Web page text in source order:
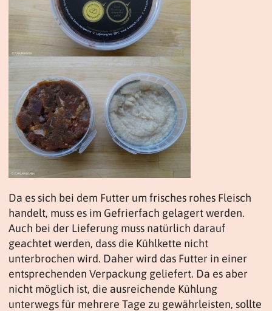
Da es sich bei dem Futter um frisches rohes Fleisch
handelt, muss es im Gefrierfach gelagert werden.
Auch bei der Lieferung muss natürlich darauf
geachtet werden, dass die Kühlkette nicht
unterbrochen wird. Daher wird das Futter in einer
entsprechenden Verpackung geliefert. Da es aber
nicht möglich ist, die ausreichende Kühlung
unterwegs für mehrere Tage zu gewährleisten, sollte